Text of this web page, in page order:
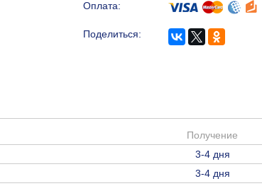
Оплата:
Поделиться:
Получение
3-4 дня
3-4 дня